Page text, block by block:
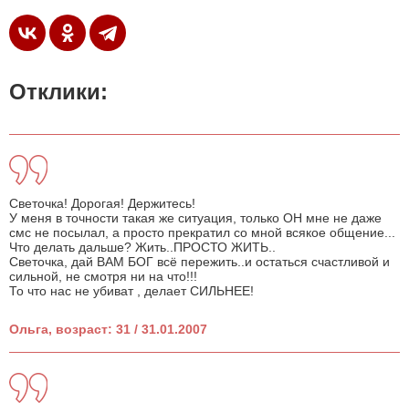
Отклики:
Светочка! Дорогая! Держитесь!
У меня в точности такая же ситуация, только ОН мне не даже
смс не посылал, а просто прекратил со мной всякое общение...
Что делать дальше? Жить..ПРОСТО ЖИТЬ..
Светочка, дай ВАМ БОГ всё пережить..и остаться счастливой и
сильной, не смотря ни на что!!!
То что нас не убиват , делает СИЛЬНЕЕ!
Ольга, возраст: 31 / 31.01.2007